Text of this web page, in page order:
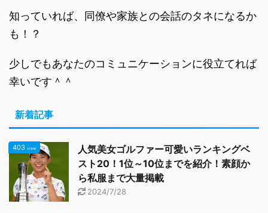
知っていれば、同僚や家族との会話のタネになるか
も！？
少しでもあなたのコミュニケーションに役立てれば
幸いです＾＾
新着記事
403 view
人気美女ゴルファー可愛いランキングベ
スト20！1位～10位までを紹介！素顔か
ら私服まで大量掲載
2024/7/28